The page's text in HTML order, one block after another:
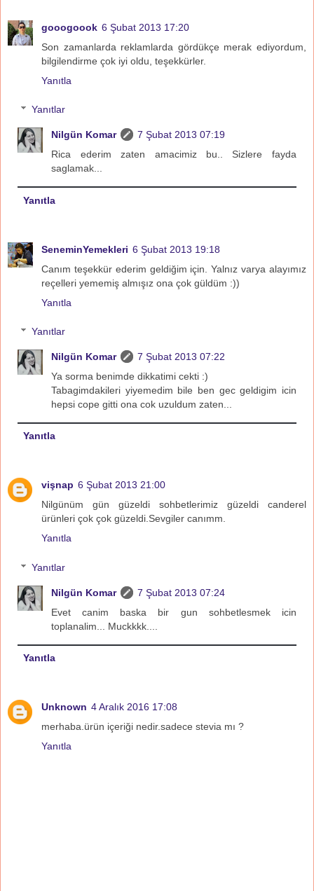
gooogoook 6 Şubat 2013 17:20
Son zamanlarda reklamlarda gördükçe merak ediyordum,
bilgilendirme çok iyi oldu, teşekkürler.
Yanıtla
Yanıtlar
Nilgün Komar
7 Şubat 2013 07:19
Rica ederim zaten amacimiz bu.. Sizlere fayda
saglamak...
Yanıtla
SeneminYemekleri 6 Şubat 2013 19:18
Canım teşekkür ederim geldiğim için. Yalnız varya alayımız
reçelleri yememiş almışız ona çok güldüm :))
Yanıtla
Yanıtlar
Nilgün Komar
7 Şubat 2013 07:22
Ya sorma benimde dikkatimi cekti :)
Tabagimdakileri yiyemedim bile ben gec geldigim icin
hepsi cope gitti ona cok uzuldum zaten...
Yanıtla
vişnap 6 Şubat 2013 21:00
Nilgünüm gün güzeldi sohbetlerimiz güzeldi canderel
ürünleri çok çok güzeldi.Sevgiler canımm.
Yanıtla
Yanıtlar
Nilgün Komar
7 Şubat 2013 07:24
Evet canim baska bir gun sohbetlesmek icin
toplanalim... Muckkkk....
Yanıtla
Unknown 4 Aralık 2016 17:08
merhaba.ürün içeriği nedir.sadece stevia mı ?
Yanıtla